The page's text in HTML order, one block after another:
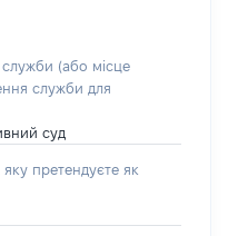
(або місце
служби для
суд
претендуєте як